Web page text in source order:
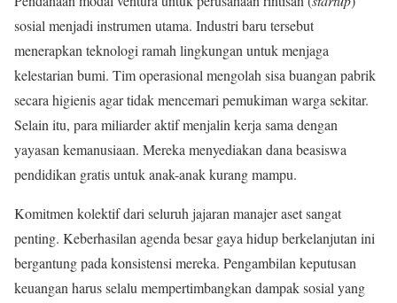
sosial menjadi instrumen utama. Industri baru tersebut
menerapkan teknologi ramah lingkungan untuk menjaga
kelestarian bumi. Tim operasional mengolah sisa buangan pabrik
secara higienis agar tidak mencemari pemukiman warga sekitar.
Selain itu, para miliarder aktif menjalin kerja sama dengan
yayasan kemanusiaan. Mereka menyediakan dana beasiswa
pendidikan gratis untuk anak-anak kurang mampu.
Komitmen kolektif dari seluruh jajaran manajer aset sangat
penting. Keberhasilan agenda besar gaya hidup berkelanjutan ini
bergantung pada konsistensi mereka. Pengambilan keputusan
keuangan harus selalu mempertimbangkan dampak sosial yang